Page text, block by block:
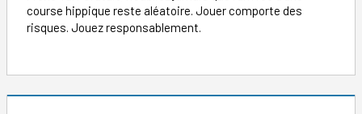
course hippique reste aléatoire. Jouer comporte des
risques. Jouez responsablement.